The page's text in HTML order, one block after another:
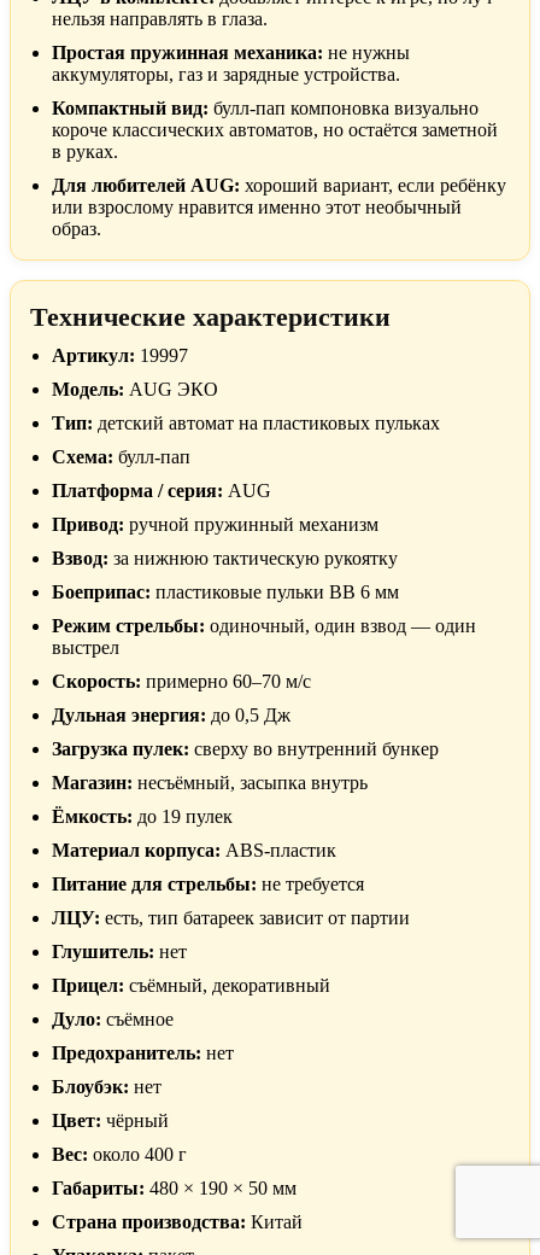
нельзя направлять в глаза.
Простая пружинная механика: не нужны
аккумуляторы, газ и зарядные устройства.
Компактный вид: булл-пап компоновка визуально
короче классических автоматов, но остаётся заметной
в руках.
Для любителей AUG: хороший вариант, если ребёнку
или взрослому нравится именно этот необычный
образ.
Технические характеристики
Артикул: 19997
Модель: AUG ЭКО
Тип: детский автомат на пластиковых пульках
Схема: булл-пап
Платформа / серия: AUG
Привод: ручной пружинный механизм
Взвод: за нижнюю тактическую рукоятку
Боеприпас: пластиковые пульки BB 6 мм
Режим стрельбы: одиночный, один взвод — один
выстрел
Скорость: примерно 60–70 м/с
Дульная энергия: до 0,5 Дж
Загрузка пулек: сверху во внутренний бункер
Магазин: несъёмный, засыпка внутрь
Ёмкость: до 19 пулек
Материал корпуса: ABS-пластик
Питание для стрельбы: не требуется
ЛЦУ: есть, тип батареек зависит от партии
Глушитель: нет
Прицел: съёмный, декоративный
Дуло: съёмное
Предохранитель: нет
Блоубэк: нет
Цвет: чёрный
Вес: около 400 г
Габариты: 480 × 190 × 50 мм
Страна производства: Китай